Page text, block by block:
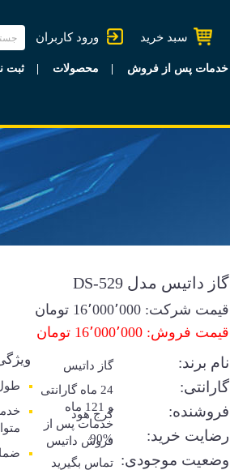
ورود کاربران سبد خرید
ثبت محصولات خدمات پس از فروش
گاز داتیس مدل DS-529
قیمت شرکت: 16٬000٬000 تومان
قیمت فروش: 16٬000٬000 تومان
نام برند: گاز داتیس
گارانتی:
24 ماه گارانتی
و 121 ماه
خدمات پس از
فروش داتیس
فروشنده: کرج هود
رضایت خرید: 90%
وضعیت موجودی: تماس بگیرید